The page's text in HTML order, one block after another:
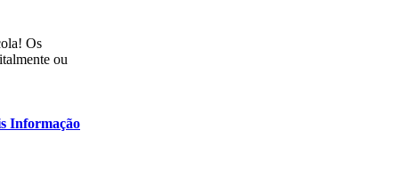
Os
ou
Informação